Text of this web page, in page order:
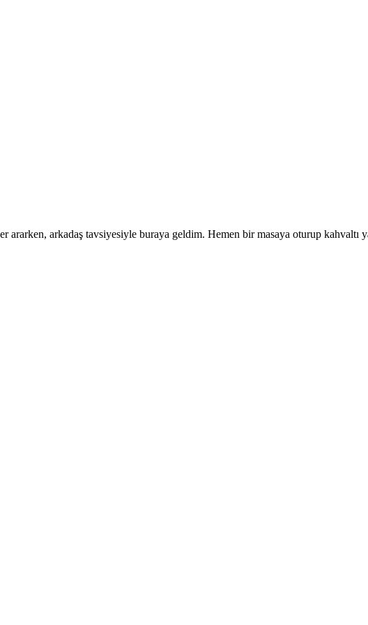
ararken, arkadaş tavsiyesiyle buraya geldim. Hemen bir masaya oturup